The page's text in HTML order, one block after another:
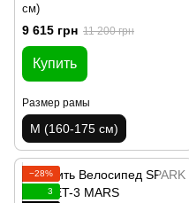
см)
9 615 грн 11 200 грн
Купить
Размер рамы
M (160-175 см)
−28%
3